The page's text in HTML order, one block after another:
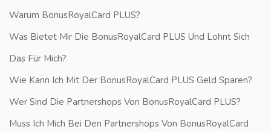
Warum BonusRoyalCard PLUS?
Was Bietet Mir Die BonusRoyalCard PLUS Und Lohnt Sich
Das Für Mich?
Wie Kann Ich Mit Der BonusRoyalCard PLUS Geld Sparen?
Wer Sind Die Partnershops Von BonusRoyalCard PLUS?
Muss Ich Mich Bei Den Partnershops Von BonusRoyalCard